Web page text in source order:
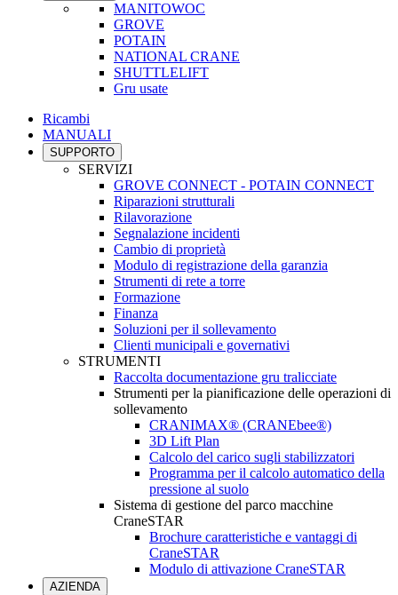
MANITOWOC
GROVE
POTAIN
NATIONAL CRANE
SHUTTLELIFT
Gru usate
Ricambi
MANUALI
SUPPORTO
SERVIZI
GROVE CONNECT - POTAIN CONNECT
Riparazioni strutturali
Rilavorazione
Segnalazione incidenti
Cambio di proprietà
Modulo di registrazione della garanzia
Strumenti di rete a torre
Formazione
Finanza
Soluzioni per il sollevamento
Clienti municipali e governativi
STRUMENTI
Raccolta documentazione gru tralicciate
Strumenti per la pianificazione delle operazioni di
sollevamento
CRANIMAX® (CRANEbee®)
3D Lift Plan
Calcolo del carico sugli stabilizzatori
Programma per il calcolo automatico della
pressione al suolo
Sistema di gestione del parco macchine
CraneSTAR
Brochure caratteristiche e vantaggi di
CraneSTAR
Modulo di attivazione CraneSTAR
AZIENDA